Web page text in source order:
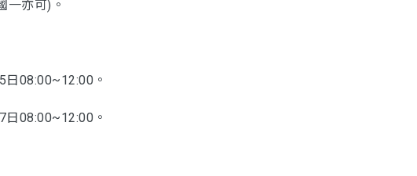
一亦可)。
08:00~12:00。
08:00~12:00。